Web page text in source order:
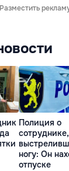
Разместить
Полиция о
сотруднике,
ногу: Он
отпуске